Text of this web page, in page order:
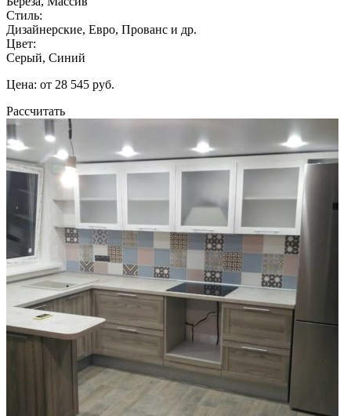
Стиль:
Дизайнерские, Евро, Прованс и др.
Цвет:
Серый, Синий
Цена: от 28 545 руб.
Рассчитать